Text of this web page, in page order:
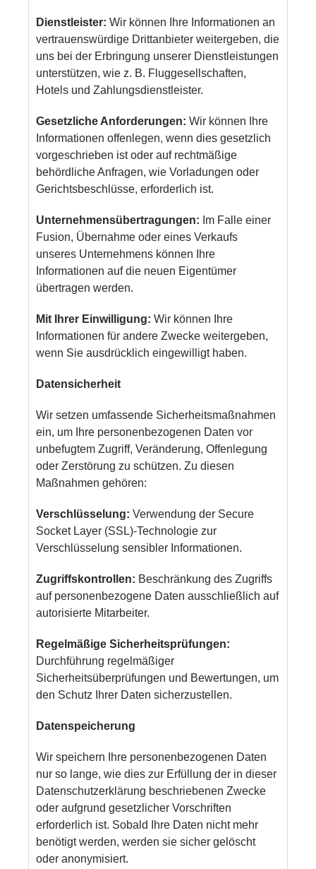
Dienstleister: Wir können Ihre Informationen an
vertrauenswürdige Drittanbieter weitergeben, die
uns bei der Erbringung unserer Dienstleistungen
unterstützen, wie z. B. Fluggesellschaften,
Hotels und Zahlungsdienstleister.
Gesetzliche Anforderungen: Wir können Ihre
Informationen offenlegen, wenn dies gesetzlich
vorgeschrieben ist oder auf rechtmäßige
behördliche Anfragen, wie Vorladungen oder
Gerichtsbeschlüsse, erforderlich ist.
Unternehmensübertragungen: Im Falle einer
Fusion, Übernahme oder eines Verkaufs
unseres Unternehmens können Ihre
Informationen auf die neuen Eigentümer
übertragen werden.
Mit Ihrer Einwilligung: Wir können Ihre
Informationen für andere Zwecke weitergeben,
wenn Sie ausdrücklich eingewilligt haben.
Datensicherheit
Wir setzen umfassende Sicherheitsmaßnahmen
ein, um Ihre personenbezogenen Daten vor
unbefugtem Zugriff, Veränderung, Offenlegung
oder Zerstörung zu schützen. Zu diesen
Maßnahmen gehören:
Verschlüsselung: Verwendung der Secure
Socket Layer (SSL)-Technologie zur
Verschlüsselung sensibler Informationen.
Zugriffskontrollen: Beschränkung des Zugriffs
auf personenbezogene Daten ausschließlich auf
autorisierte Mitarbeiter.
Regelmäßige Sicherheitsprüfungen:
Durchführung regelmäßiger
Sicherheitsüberprüfungen und Bewertungen, um
den Schutz Ihrer Daten sicherzustellen.
Datenspeicherung
Wir speichern Ihre personenbezogenen Daten
nur so lange, wie dies zur Erfüllung der in dieser
Datenschutzerklärung beschriebenen Zwecke
oder aufgrund gesetzlicher Vorschriften
erforderlich ist. Sobald Ihre Daten nicht mehr
benötigt werden, werden sie sicher gelöscht
oder anonymisiert.